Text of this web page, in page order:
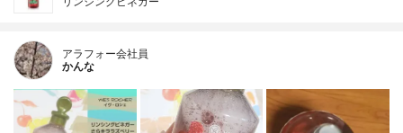
アラフォー会社員
かんな